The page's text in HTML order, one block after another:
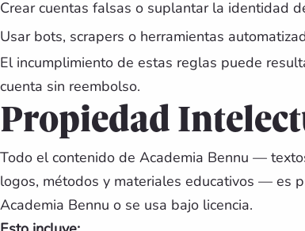
Crear cuentas falsas o suplantar la identidad
Usar bots, scrapers o herramientas
El incumplimiento de estas reglas puede
cuenta sin reembolso.
Propiedad
Todo el contenido de Academia Bennu —
logos, métodos y materiales educativos — es
Academia Bennu o se usa bajo licencia.